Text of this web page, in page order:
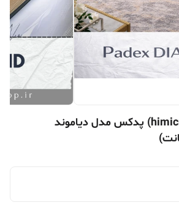
تشک طبی فنری(himicro) پدکس مدل دیاموند